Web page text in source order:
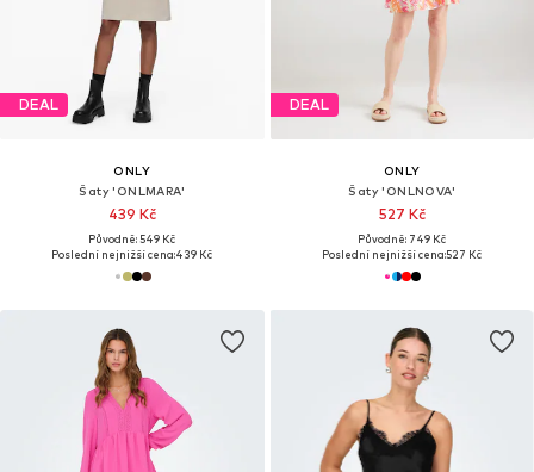
DEAL
ONLY
Šaty 'ONLMARA'
439 Kč
Původně: 549 Kč
Poslední nejnižší cena:439 Kč
DEAL
ONLY
Šaty 'ONLNOVA'
527 Kč
Původně: 749 Kč
Poslední nejnižší cena:527 Kč